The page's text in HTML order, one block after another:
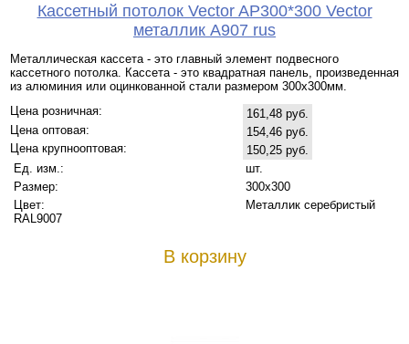
Кассетный потолок Vector AP300*300 Vector
металлик А907 rus
Металлическая кассета - это главный элемент подвесного
кассетного потолка. Кассета - это квадратная панель, произведенная
из алюминия или оцинкованной стали размером 300х300мм.
Цена розничная:
161,48 руб.
Цена оптовая:
154,46 руб.
Цена крупнооптовая:
150,25 руб.
Ед. изм.:
шт.
Размер:
300x300
Цвет:
Металлик серебристый
RAL9007
В корзину